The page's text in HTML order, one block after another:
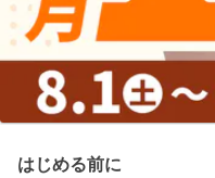
はじめる前に